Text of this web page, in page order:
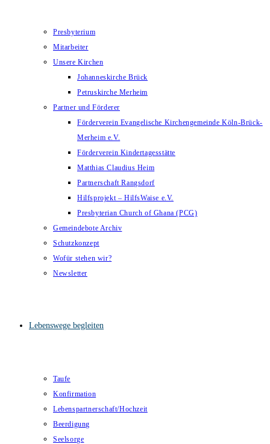
Presbyterium
Mitarbeiter
Unsere Kirchen
Johanneskirche Brück
Petruskirche Merheim
Partner und Förderer
Förderverein Evangelische Kirchengemeinde Köln-Brück-
Merheim e.V.
Förderverein Kindertagesstätte
Matthias Claudius Heim
Partnerschaft Rangsdorf
Hilfsprojekt – HilfsWaise e.V.
Presbyterian Church of Ghana (PCG)
Gemeindebote Archiv
Schutzkonzept
Wofür stehen wir?
Newsletter
Lebenswege begleiten
Taufe
Konfirmation
Lebenspartnerschaft/Hochzeit
Beerdigung
Seelsorge